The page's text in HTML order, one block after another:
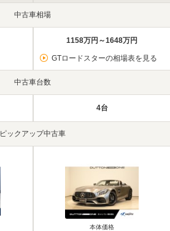
中古車相場
1158万円～1648万円
GTロードスターの相場表を見る
中古車台数
4台
ピックアップ中古車
本体価格